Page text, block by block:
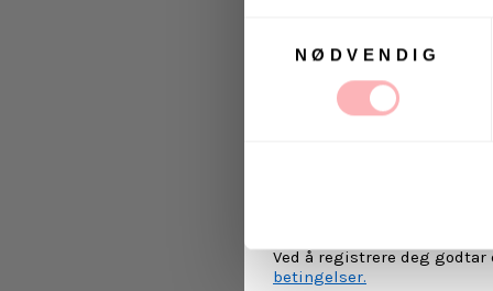
NØDVENDIG
Ja, jeg samtykker til at
Ved å registrere deg godtar
betingelser.